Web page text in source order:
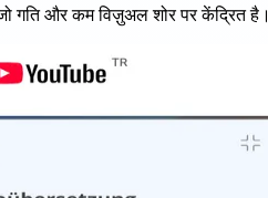
गति और कम विज़ुअल शोर पर केंद्रित है।